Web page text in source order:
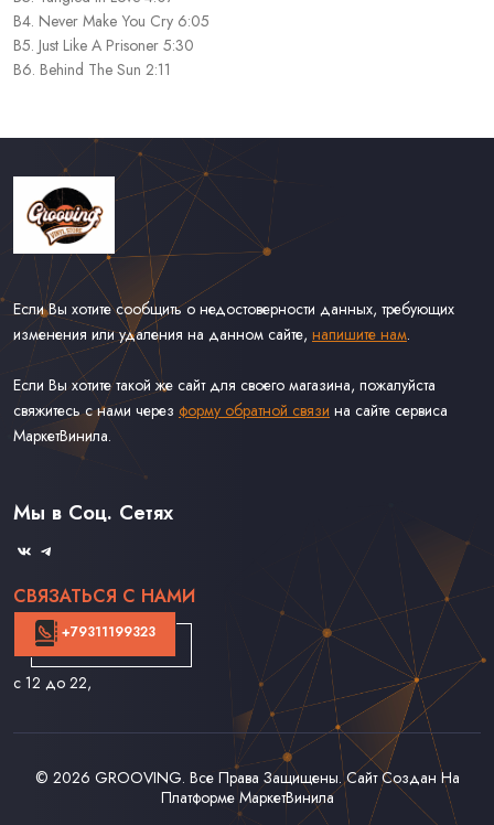
B4. Never Make You Cry 6:05
B5. Just Like A Prisoner 5:30
B6. Behind The Sun 2:11
Если Вы хотите сообщить о недостоверности данных, требующих
изменения или удаления на данном сайте, напишите нам.
Если Вы хотите такой же сайт для своего магазина, пожалуйста
свяжитесь с нами через форму обратной связи на сайте сервиса
МаркетВинила.
Связаться С Нами
Оферта
Мы в Соц. Сетях
СВЯЗАТЬСЯ С НАМИ
+79311199323
с 12 до 22,
© 2026 GROOVING. Все Права Защищены. Сайт Создан На
Платформе МаркетВинила